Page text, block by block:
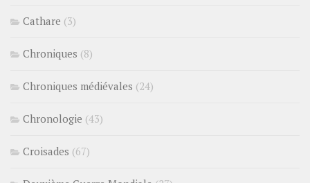
Cathare (3)
Chroniques (8)
Chroniques médiévales (24)
Chronologie (43)
Croisades (67)